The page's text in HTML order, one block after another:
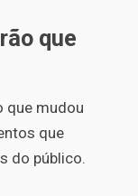
que
que mudou
que
do público.